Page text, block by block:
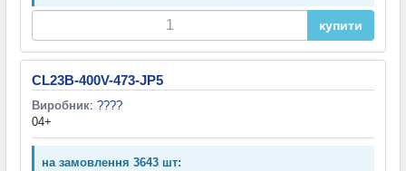
купити
CL23B-400V-473-JP5
Виробник: ????
04+
на замовлення 3643 шт: